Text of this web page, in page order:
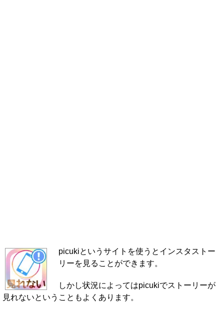
picukiというサイトを使うとインスタストー
リーを見ることができます。
しかし状況によってはpicukiでストーリーが
見れないということもよくあります。